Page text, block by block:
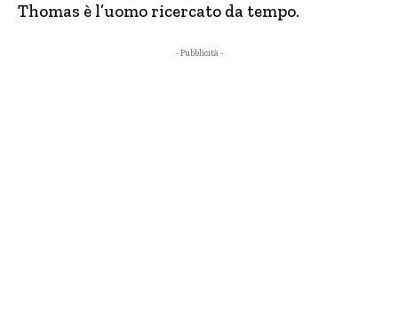
Thomas è l’uomo ricercato da tempo.
- Pubblicità -